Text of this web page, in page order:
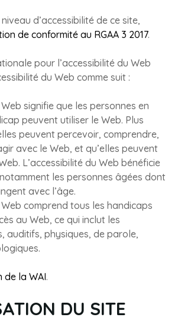
d’accessibilité de ce site,
de conformité au RGAA 3 2017.
pour l’accessibilité du Web
du Web comme suit :
signifie que les personnes en
peuvent utiliser le Web. Plus
peuvent percevoir, comprendre,
avec le Web, et qu’elles peuvent
L’accessibilité du Web bénéficie
les personnes âgées dont
avec l’âge.
Web comprend tous les handicaps
au Web, ce qui inclut les
auditifs, physiques, de parole,
de la WAI.
DU SITE